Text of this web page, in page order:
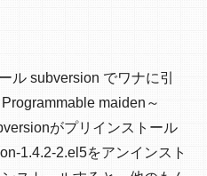
ル subversion でワナに引
maiden～
がプリインストール
1.4.2-2.el5をアンインスト